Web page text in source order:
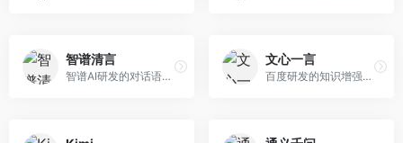
智谱清言
智谱AI研发的对话语言模型，支持中英双语交互。面向中文用户和开发者，提供知识问答、代码编写、文档解读等服务，开源生态完善，学术研究背景深厚。
文心一言
百度研发的知识增强大语言模型，深度融合百度知识图谱和搜索能力。面向中文用户，提供知识问答、文本创作、逻辑推理等服务，中文语境理解准确，知识覆盖面广。